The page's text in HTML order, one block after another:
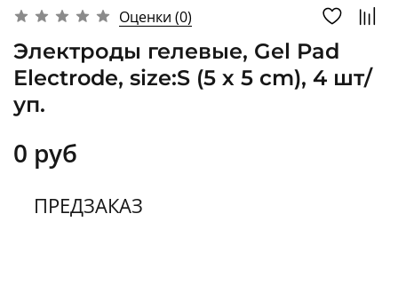
Оценки (0)
Электроды гелевые, Gel Pad
Electrode, size:S (5 х 5 cm), 4 шт/
уп.
0 руб
ПРЕДЗАКАЗ